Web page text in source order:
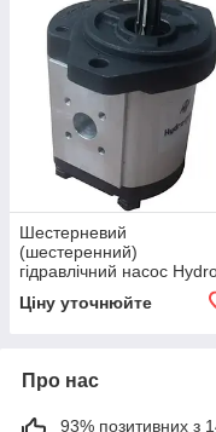
Шестерневий
(шестеренний)
гідравлічний насос
Ціну уточнюйте
Про нас
93% позитивних з